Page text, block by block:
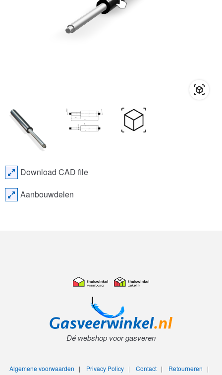
Download CAD file
Aanbouwdelen
Dé webshop voor gasveren
Algemene voorwaarden | Privacy Policy| Contact| Retourneren |